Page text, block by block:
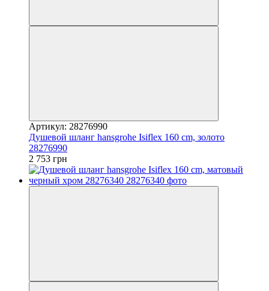
Артикул: 28276990
Душевой шланг hansgrohe Isiflex 160 cm, золото
28276990
2 753 грн